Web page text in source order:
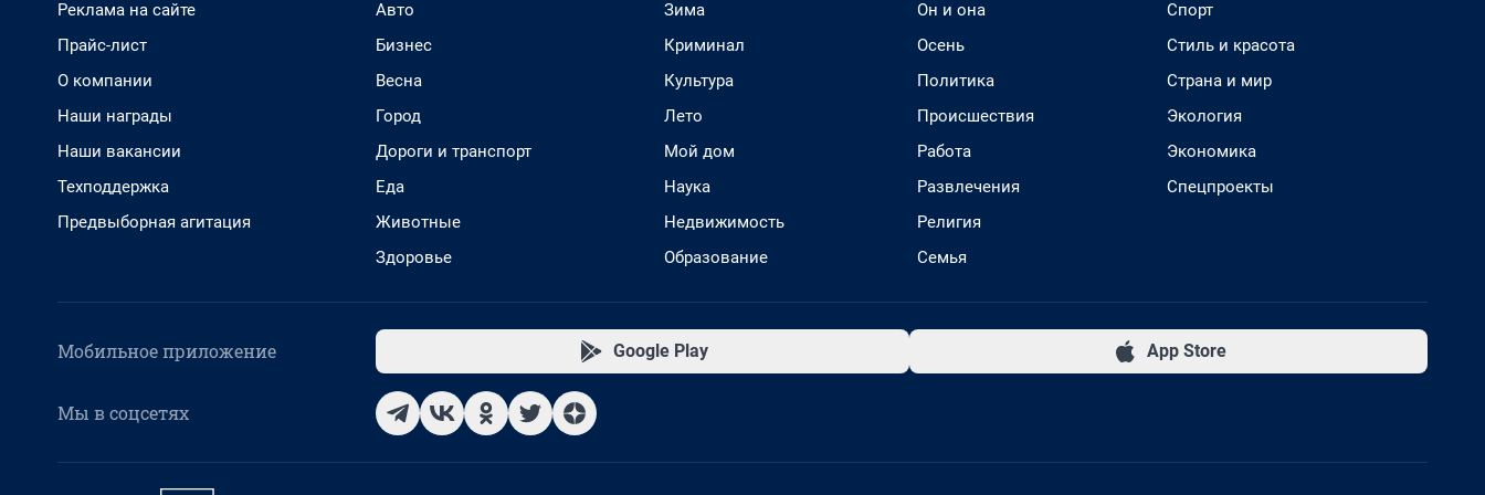
Реклама на сайте
Прайс-лист
О компании
Наши награды
Наши вакансии
Техподдержка
Предвыборная агитация
Авто
Бизнес
Весна
Город
Дороги и транспорт
Еда
Животные
Здоровье
Зима
Криминал
Культура
Лето
Мой дом
Наука
Недвижимость
Образование
Он и она
Осень
Политика
Происшествия
Работа
Развлечения
Религия
Семья
Спорт
Стиль и красота
Страна и мир
Экология
Экономика
Спецпроекты
Мобильное приложение Google Play App Store
Мы в соцсетях